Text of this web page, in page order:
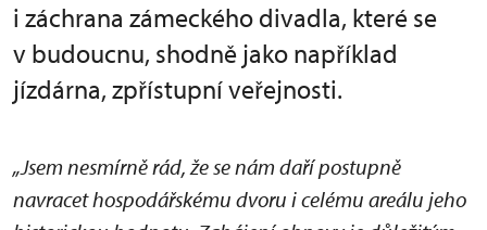
i záchrana zámeckého divadla, které se
v budoucnu, shodně jako například
jízdárna, zpřístupní veřejnosti.
„Jsem nesmírně rád, že se nám daří postupně
navracet hospodářskému dvoru i celému areálu jeho